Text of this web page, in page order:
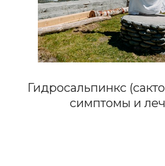
Гидросальпинкс
симптомы и